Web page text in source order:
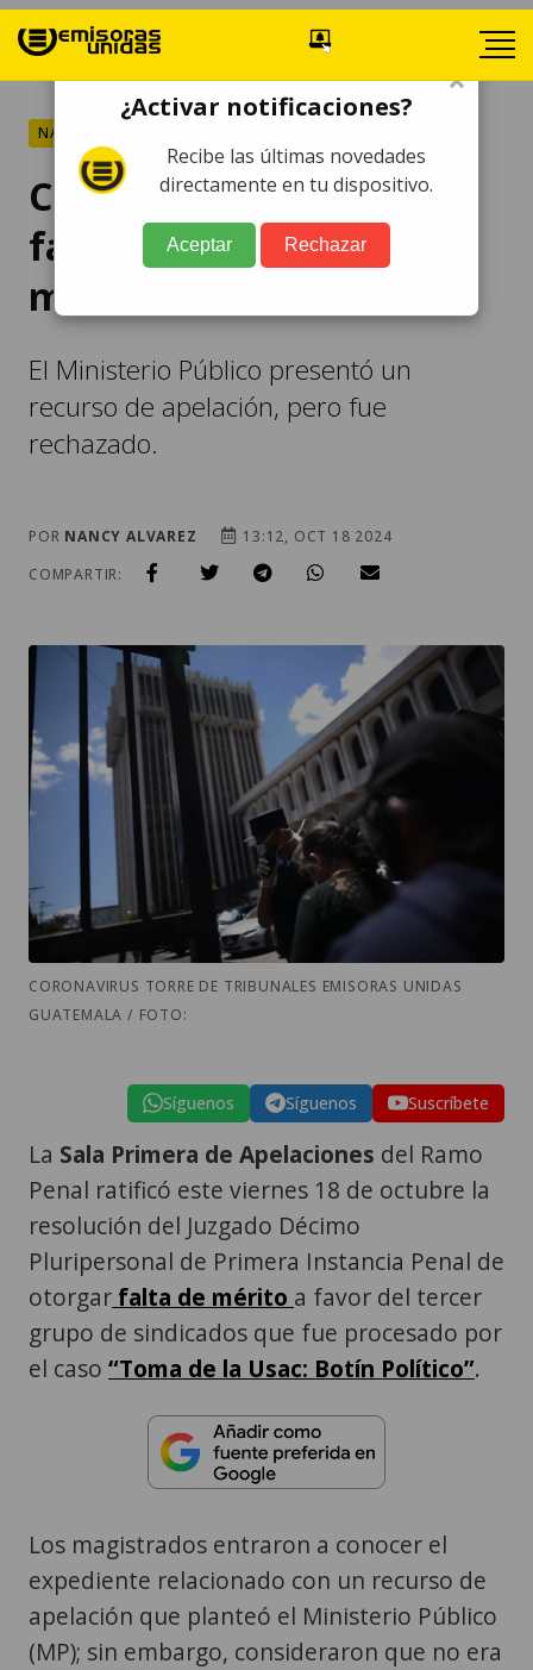
NACIONALES
Caso Usac: Sala ratifica
fallo que otorgó falta de
mérito a sindicados
El Ministerio Público presentó un
recurso de apelación, pero fue
rechazado.
POR NANCY ALVAREZ
13:12, OCT 18 2024
COMPARTIR:
CORONAVIRUS TORRE DE TRIBUNALES EMISORAS UNIDAS
GUATEMALA / FOTO:
Síguenos Síguenos Suscríbete
La Sala Primera de Apelaciones del Ramo
Penal ratificó este viernes 18 de octubre la
resolución del Juzgado Décimo
Pluripersonal de Primera Instancia Penal de
otorgar falta de mérito a favor del tercer
grupo de sindicados que fue procesado por
el caso “Toma de la Usac: Botín Político”.
Los magistrados entraron a conocer el
expediente relacionado con un recurso de
apelación que planteó el Ministerio Público
(MP); sin embargo, consideraron que no era
×
¿Activar notificaciones?
Recibe las últimas novedades
directamente en tu dispositivo.
Aceptar Rechazar